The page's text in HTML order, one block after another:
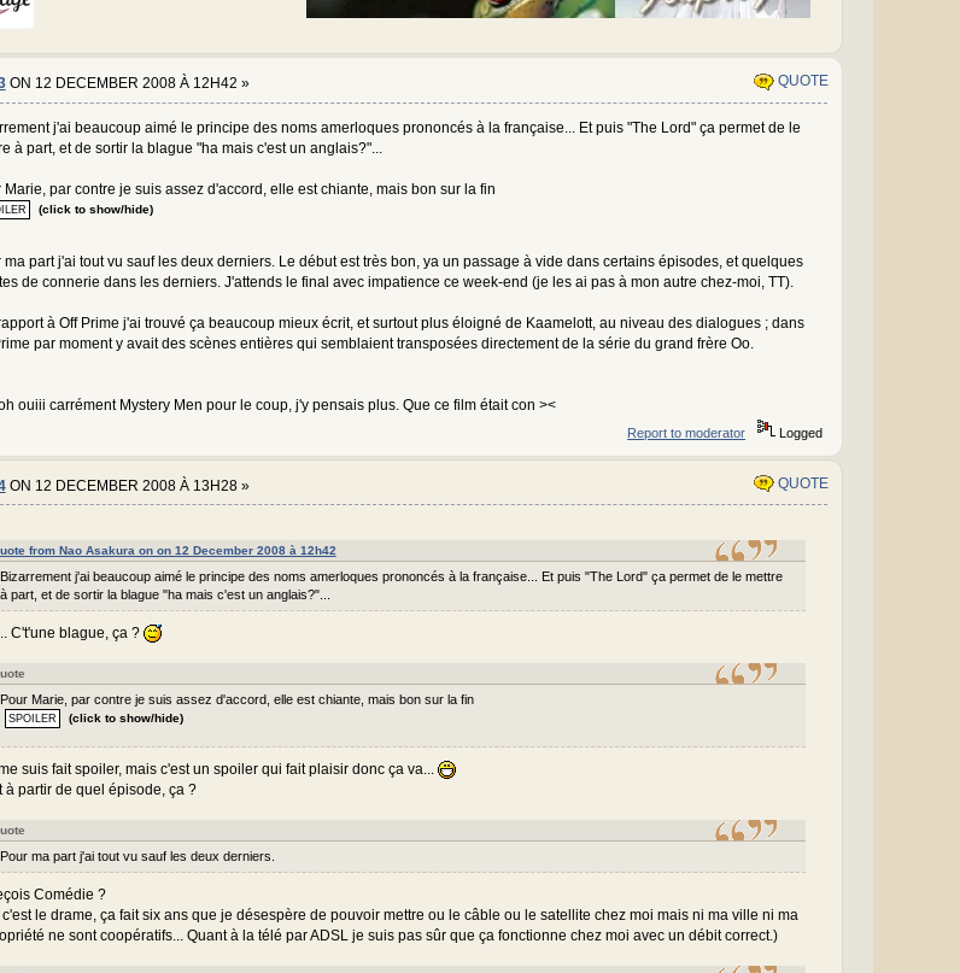
ON 12 DECEMBER 2008 À 12H42 » QUOTE
j'ai beaucoup aimé le principe des noms amerloques prononcés à la française... Et puis "The Lord" ça permet de le
à part, et de sortir la blague "ha mais c'est un anglais?"...
Marie, par contre je suis assez d'accord, elle est chiante, mais bon sur la fin
(click to show/hide)
ma part j'ai tout vu sauf les deux derniers. Le début est très bon, ya un passage à vide dans certains épisodes, et quelques
de connerie dans les derniers. J'attends le final avec impatience ce week-end (je les ai pas à mon autre chez-moi, TT).
à Off Prime j'ai trouvé ça beaucoup mieux écrit, et surtout plus éloigné de Kaamelott, au niveau des dialogues ; dans
par moment y avait des scènes entières qui semblaient transposées directement de la série du grand frère Oo.
ouiii carrément Mystery Men pour le coup, j'y pensais plus. Que ce film était con ><
Report to moderator Logged
ON 12 DECEMBER 2008 À 13H28 » QUOTE
from Nao Asakura on on 12 December 2008 à 12h42
Bizarrement j'ai beaucoup aimé le principe des noms amerloques prononcés à la française... Et puis "The Lord" ça permet de le mettre
à part, et de sortir la blague "ha mais c'est un anglais?"...
C't'une blague, ça ?
Pour Marie, par contre je suis assez d'accord, elle est chiante, mais bon sur la fin
(click to show/hide)
suis fait spoiler, mais c'est un spoiler qui fait plaisir donc ça va...
à partir de quel épisode, ça ?
Pour ma part j'ai tout vu sauf les deux derniers.
Comédie ?
le drame, ça fait six ans que je désespère de pouvoir mettre ou le câble ou le satellite chez moi mais ni ma ville ni ma
ne sont coopératifs... Quant à la télé par ADSL je suis pas sûr que ça fonctionne chez moi avec un débit correct.)